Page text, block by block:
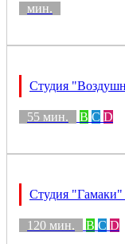
мин.
Студия
55 мин. B C D
Студия "Гамаки"
120 мин. B C D